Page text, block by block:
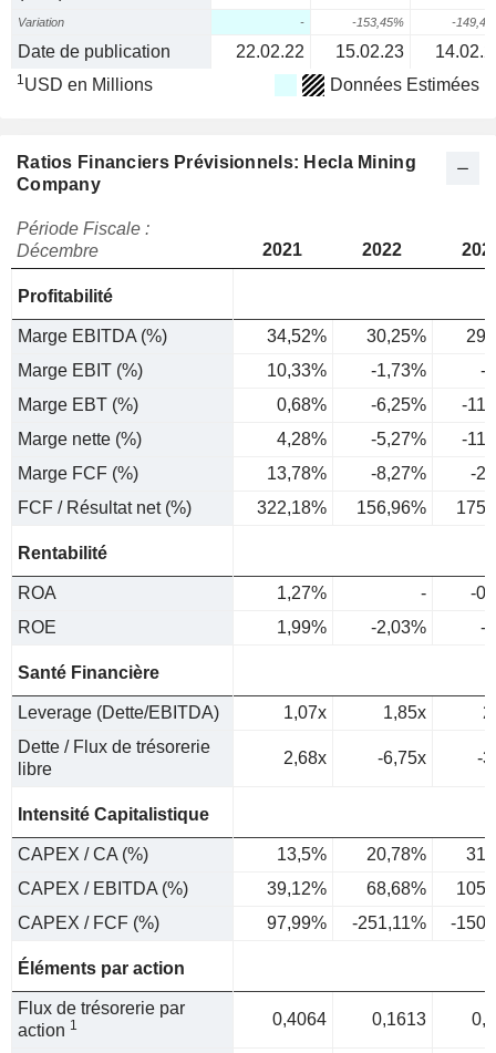
Variation - -153,45% -
Date de publication 22.02.22 15.02.23
1USD en Millions Données Estimées
Ratios Financiers Prévisionnels: Hecla Mining
Company
Période Fiscale :
Décembre
2021 2022
Profitabilité
Marge EBITDA (%) 34,52% 30,25%
Marge EBIT (%)
10,33% -1,73%
-
Marge EBT (%)
0,68% -6,25%
-
Marge nette (%)
4,28% -5,27%
-
Marge FCF (%)
13,78% -8,27%
-
FCF / Résultat net (%)
322,18% 156,96%
Rentabilité
ROA 1,27% -
-
ROE
1,99% -2,03% -
Santé Financière
Leverage (Dette/EBITDA) 1,07x 1,85x
Dette / Flux de trésorerie
libre
2,68x -6,75x -
Intensité Capitalistique
CAPEX / CA (%) 13,5% 20,78%
CAPEX / EBITDA (%)
39,12% 68,68%
CAPEX / FCF (%)
97,99% -251,11% -
Éléments par action
Flux de trésorerie par
action 1 0,4064 0,1613